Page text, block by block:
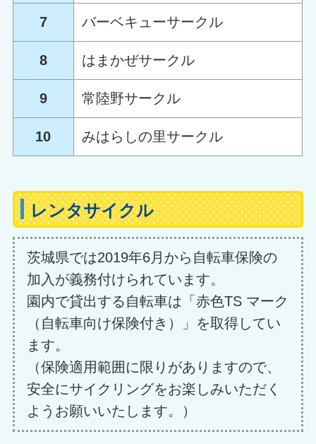
7 バーベキューサークル
8 はまかぜサークル
9 常陸野サークル
10 みはらしの里サークル
レンタサイクル
茨城県では2019年6月から自転車保険の
加入が義務付けられています。
園内で貸出する自転車は「赤色TS マーク
（自転車向け保険付き）」を取得してい
ます。
（保険適用範囲に限りがありますので、
安全にサイクリングをお楽しみいただく
ようお願いいたします。）